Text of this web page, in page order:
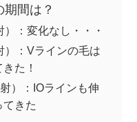
間は？
：変化なし・・・
）：Vラインの毛は
た！
）：IOラインも伸
てきた